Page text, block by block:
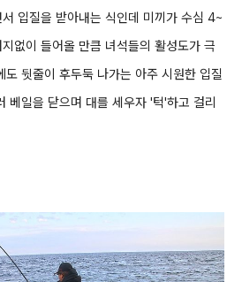
입질을 받아내는 식인데 미끼가 수심 4~
없이 들어올 만큼 녀석들의 활성도가 극
도 뒷줄이 후두둑 나가는 아주 시원한 입질
베일을 닫으며 대를 세우자 '턱'하고 걸리